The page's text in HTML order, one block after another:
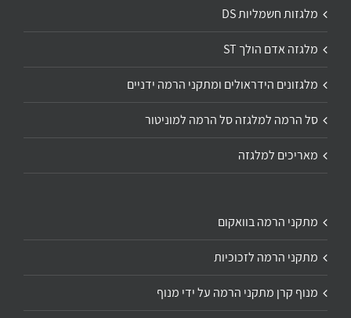
מלגזות חשמליות DS
מלגזה אדם הולך ST
מלגזונים הידראולים ומתקני הרמה ידניים
סל הרמה למלגזה סל הרמה למוניטור
מאריכים למלגזה
מתקני הרמה בוואקום
מתקני הרמה לזכוכיות
מנוף קרן מתקני הרמה על ידי מנוף